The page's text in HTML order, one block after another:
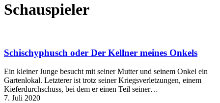
Schauspieler
Schischyphusch oder Der Kellner meines Onkels
Ein kleiner Junge besucht mit seiner Mutter und seinem Onkel ein
Gartenlokal. Letzterer ist trotz seiner Kriegsverletzungen, einem
Kieferdurchschuss, bei dem er einen Teil seiner…
7. Juli 2020